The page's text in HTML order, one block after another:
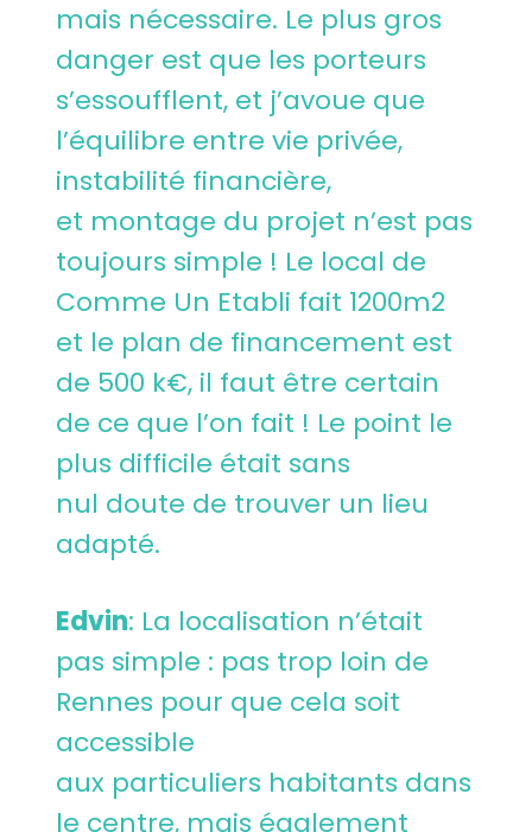
mais nécessaire. Le plus gros
danger est que les porteurs
s’essoufflent, et j’avoue que
l’équilibre entre vie privée,
instabilité financière,
et montage du projet n’est pas
toujours simple ! Le local de
Comme Un Etabli fait 1200m2
et le plan de financement est
de 500 k€, il faut être certain
de ce que l’on fait ! Le point le
plus difficile était sans
nul doute de trouver un lieu
adapté.
Edvin: La localisation n’était
pas simple : pas trop loin de
Rennes pour que cela soit
accessible
aux particuliers habitants dans
le centre, mais également